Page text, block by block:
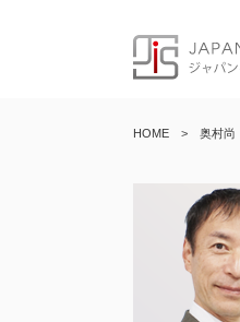
HOME > 奥村尚